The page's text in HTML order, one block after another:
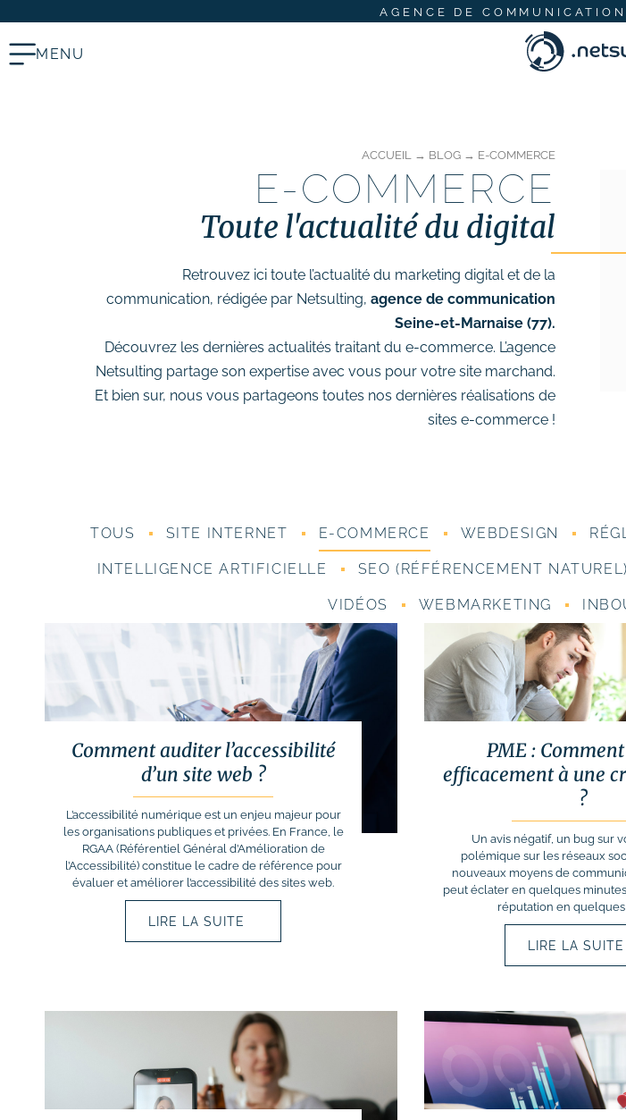
AGENCE DE
# Audit SEO & marketing digital
# Plan d’actions webmarketing
# Création de site vitrine
# Site internet TPE & PME
# Dépannage & maintenance de
sites
# Référencement payant (SEA)
(SMO)
(SMA)
# Emailing
Création graphique
# Graphisme print
# Identité visuelle
# Webdesign
Suivi des performances
Formations
# Formation SEO (référencement
naturel)
# Formation SEA (Google Ads)
# Formation SMA (publicités
# Formation newsletter &
emailing
# Formation gestion de sites
MENU
ACCUEIL → BLOG → E-COMMERCE
E-COMMERCE
Toute l'actualité du digital
Retrouvez ici toute l’actualité du marketing digital et de la
communication, rédigée par Netsulting, agence de communication
Seine-et-Marnaise (77).
Découvrez les dernières actualités traitant du e-commerce. L’agence
Netsulting partage son expertise avec vous pour votre site marchand.
Et bien sur, nous vous partageons toutes nos dernières réalisations de
sites e-commerce !
TOUS SITE INTERNET E-COMMERCE WEBDESIGN
INTELLIGENCE ARTIFICIELLE SEO (RÉFÉRENCEMENT NATUREL)
VIDÉOS WEBMARKETING
Comment auditer l’accessibilité
d’un site web ?
L’accessibilité numérique est un enjeu majeur pour
les organisations publiques et privées. En France, le
RGAA (Référentiel Général d’Amélioration de
l’Accessibilité) constitue le cadre de référence pour
évaluer et améliorer l’accessibilité des sites web.
LIRE LA SUITE
PME :
efficacement à une
?
Un avis négatif, un bug sur
polémique sur les réseaux
nouveaux moyens de
peut éclater en quelques
réputation en
LIRE LA SUITE